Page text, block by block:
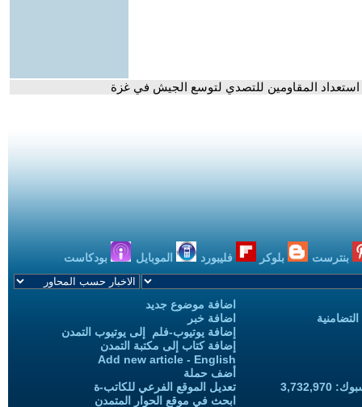
استعداد المقاومين للتصدي لتوسع الجيش في غزة
بنترست بلوكر فليبورد الموبايل بودكاست
اضافة موضوع جديد
اضافة خبر
إضافة يوتيوب-فلم إلى يوتيوب التمدن
إضافة كتاب إلى مكتبة التمدن
Add new article - English
أضف حملة
تعديل الموقع الفرعي للكاتب-ة
ابحث في موقع الحوار المتمدن